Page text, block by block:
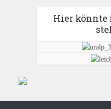
Hier könnte